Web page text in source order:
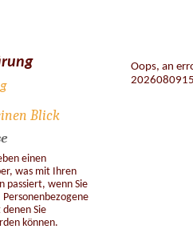
Blick
einen
was mit Ihren
passiert, wenn Sie
Sie
können.
Oops, an